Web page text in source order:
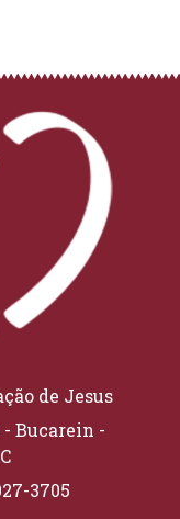
de Jesus
- Bucarein -
3705